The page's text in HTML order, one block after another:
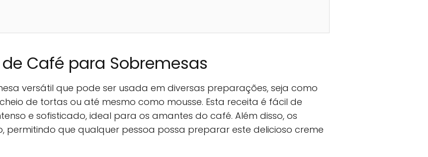
Café para Sobremesas
versátil que pode ser usada em diversas preparações, seja como
de tortas ou até mesmo como mousse. Esta receita é fácil de
e sofisticado, ideal para os amantes do café. Além disso, os
permitindo que qualquer pessoa possa preparar este delicioso creme